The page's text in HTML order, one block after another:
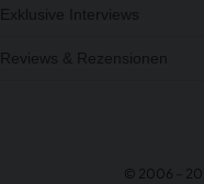
Exklusive Interviews
Reviews & Rezensionen
© 2006 –
NEWS